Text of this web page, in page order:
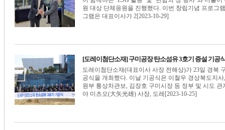
원 대상 단체응원을 진행했다. 이번 창립기념 프로그
그램은 대표이사가 2[2023-10-29]
[도레이첨단소재] 구미공장 탄소섬유 3호기 증설 기공
도레이첨단소재(대표이사 사장 전해상)가 23일 경북
공식을 개최했다. 이날 기공식은 이철우 경상북도지
원부 통상차관보, 김장호 구미시장 등 정부 및 시도
야 미츠오(大矢光雄) 사장, 도레[2023-10-25]